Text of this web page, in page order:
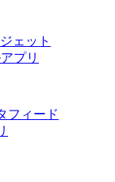
ェット
プリ
フィード